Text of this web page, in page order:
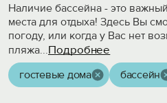
Наличие бассейна - это
места для отдыха! Здесь Вы
погоду, или когда у Вас нет
пляжа...Подробнее
гостевые дома бассейн